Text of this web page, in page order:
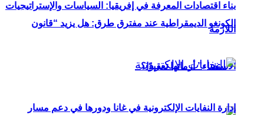
الكونغو الديمقراطية عند مفترق طرق: هل يزيد “قانون
الاستفتاء” أزماتها تعقيدًا؟
بناء اقتصادات المعرفة في إفريقيا: السياسات والإستراتيجيات
اللازمة
إدارة النفايات الإلكترونية في غانا ودورها في دعم مسار